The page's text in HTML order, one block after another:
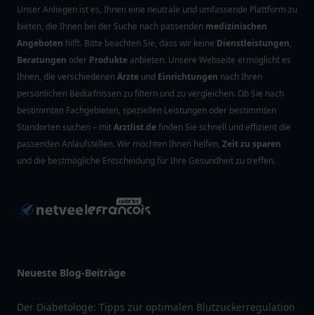
Unser Anliegen ist es, Ihnen eine neutrale und umfassende Plattform zu
bieten, die Ihnen bei der Suche nach passenden medizinischen
Angeboten hilft. Bitte beachten Sie, dass wir keine Dienstleistungen,
Beratungen oder Produkte anbieten. Unsere Webseite ermöglicht es
Ihnen, die verschiedenenÄrzte und Einrichtungen nach Ihren
persönlichen Bedürfnissen zu filtern und zu vergleichen. Ob Sie nach
bestimmten Fachgebieten, speziellen Leistungen oder bestimmten
Standorten suchen – mitArztlist.definden Sie schnell und effizient die
passenden Anlaufstellen. Wir möchten Ihnen helfen, Zeit zu sparen
und die bestmögliche Entscheidung für Ihre Gesundheit zu treffen.
Neueste Blog-Beiträge
Der Diabetologe: Tipps zur optimalen Blutzuckerregulation